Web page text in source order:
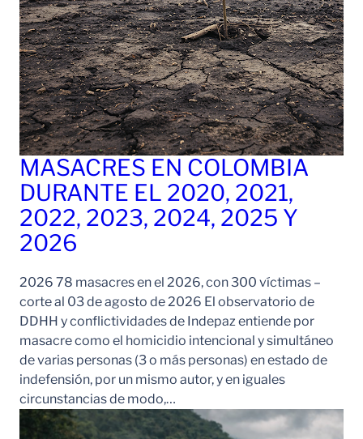
MASACRES EN COLOMBIA
DURANTE EL 2020, 2021,
2022, 2023, 2024, 2025 Y
2026
2026 78 masacres en el 2026, con 300 víctimas –
corte al 03 de agosto de 2026 El observatorio de
DDHH y conflictividades de Indepaz entiende por
masacre como el homicidio intencional y simultáneo
de varias personas (3 o más personas) en estado de
indefensión, por un mismo autor, y en iguales
circunstancias de modo,…